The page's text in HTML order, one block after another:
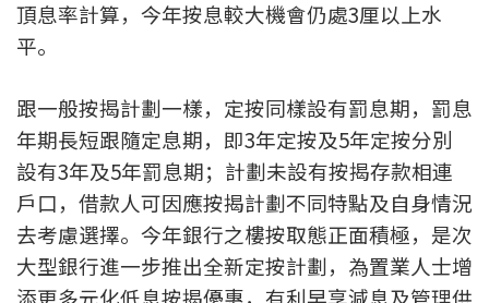
裝修·保險優惠
免費裝修轉介服務
裝修設計專欄
火險、家居、寵物保險
保險資訊專欄
聯絡我們
頂息率計算，今年按息較大機會仍處3厘以上水
平。
跟一般按揭計劃一樣，定按同樣設有罰息期，罰息
年期長短跟隨定息期，即3年定按及5年定按分別
設有3年及5年罰息期；計劃未設有按揭存款相連
戶口，借款人可因應按揭計劃不同特點及自身情況
去考慮選擇。今年銀行之樓按取態正面積極，是次
大型銀行進一步推出全新定按計劃，為置業人士增